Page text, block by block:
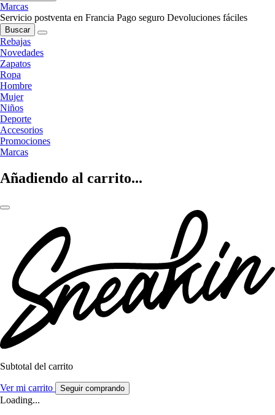
Marcas
Servicio postventa en Francia Pago seguro Devoluciones fáciles
Buscar
Rebajas
Novedades
Zapatos
Ropa
Hombre
Mujer
Niños
Deporte
Accesorios
Promociones
Marcas
Añadiendo al carrito...
Subtotal del carrito
Ver mi carrito Seguir comprando
Loading...